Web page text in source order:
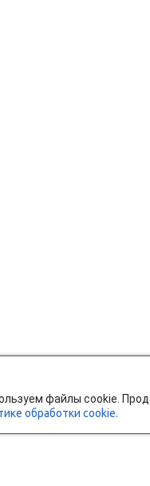
файлы cookie.
обработки cookie.